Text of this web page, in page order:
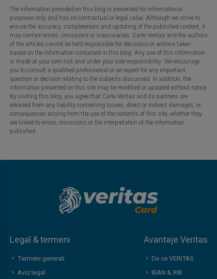
The information provided on this blog is presented for informational
purposes only and has no contractual or legal value. Although we strive to
ensure the accuracy, completeness and updating of the published content, it
may contain errors, omissions or inaccuracies. Carte Veritas and the authors
of the articles cannot be held responsible for decisions or actions taken
based on the information contained in this blog. Any use of this information
is made at your own risk and under your sole responsibility. We encourage
you to consult a qualified professional or an expert for any important
question or decision relating to the subjects discussed. In addition, the
information presented on this site may be modified or updated without notice.
By visiting this blog, you agree that Carte Veritas and its partners are
released from any liability concerning losses, direct or indirect damages, or
consequences arising from the use of the contents of this site, whether they
are linked to errors, omissions or the interpretation of the information
published.
Legal & termeni
Termeni generali
Aviz legal
Avantaje Veritas
De ce VERITAS
IBAN & RIB